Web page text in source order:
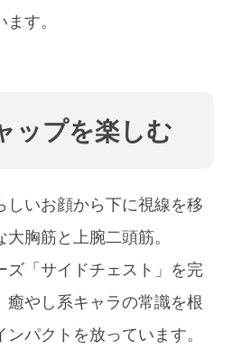
す。
ップを楽しむ
しいお顔から下に視線を移
胸筋と上腕二頭筋。
ズ「サイドチェスト」を完
癒やし系キャラの常識を根
パクトを放っています。